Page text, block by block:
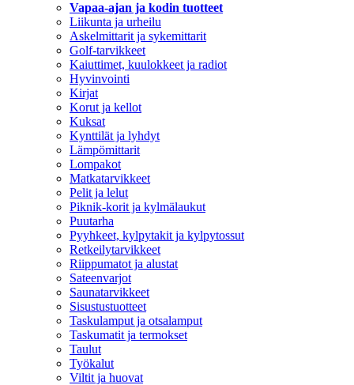
Vapaa-ajan ja kodin tuotteet
Liikunta ja urheilu
Askelmittarit ja sykemittarit
Golf-tarvikkeet
Kaiuttimet, kuulokkeet ja radiot
Hyvinvointi
Kirjat
Korut ja kellot
Kuksat
Kynttilät ja lyhdyt
Lämpömittarit
Lompakot
Matkatarvikkeet
Pelit ja lelut
Piknik-korit ja kylmälaukut
Puutarha
Pyyhkeet, kylpytakit ja kylpytossut
Retkeilytarvikkeet
Riippumatot ja alustat
Sateenvarjot
Saunatarvikkeet
Sisustustuotteet
Taskulamput ja otsalamput
Taskumatit ja termokset
Taulut
Työkalut
Viltit ja huovat